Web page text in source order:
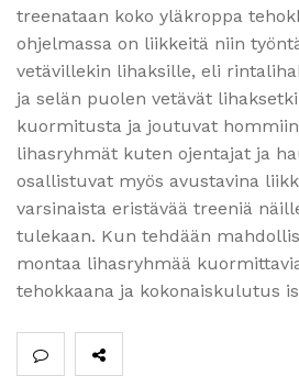
treenataan koko yläkroppa
ohjelmassa on liikkeitä niin
vetävillekin lihaksille, eli
ja selän puolen vetävät
kuormitusta ja joutuvat
lihasryhmät kuten ojentajat ja
osallistuvat myös avustavina
varsinaista eristävää treeniä
tulekaan. Kun tehdään
montaa lihasryhmää
tehokkaana ja kokonaiskulutus